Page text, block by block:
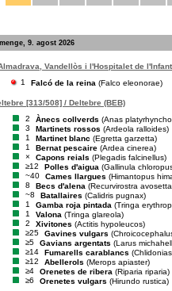
9. agost 2026
Vandellòs i l'Hospitalet de
1
Falcó de la reina (Falco eleonorae)
[313/508] / Deltebre (BEB)
2
Ànecs collverds (Anas
3
Martinets rossos (Ardeola ralloides)
1
Martinet blanc (Egretta garzetta)
1
Bernat pescaire (Ardea cinerea)
×
Capons reials (Plegadis falcinellus)
≥12
Polles d'aigua (Gallinula
~40
Cames llargues (Himantopus
8
Becs d'alena (Recurvirostra
~8
Batallaires (Calidris pugnax)
1
Gamba roja pintada (Tringa
1
Valona (Tringa glareola)
2
Xivitones (Actitis hypoleucos)
≥25
Gavines vulgars
≥5
Gavians argentats (Larus
≥14
Fumarells carablancs
≥12
Abellerols (Merops apiaster)
≥4
Orenetes de ribera (Riparia riparia)
≥6
Orenetes vulgars (Hirundo rustica)